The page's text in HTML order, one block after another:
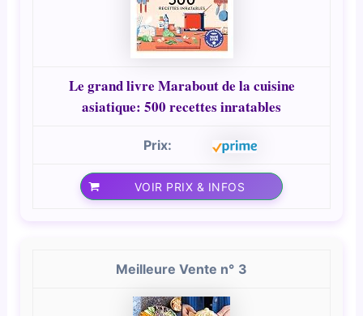
Le grand livre Marabout de la cuisine
asiatique: 500 recettes inratables
VOIR PRIX & INFOS
3